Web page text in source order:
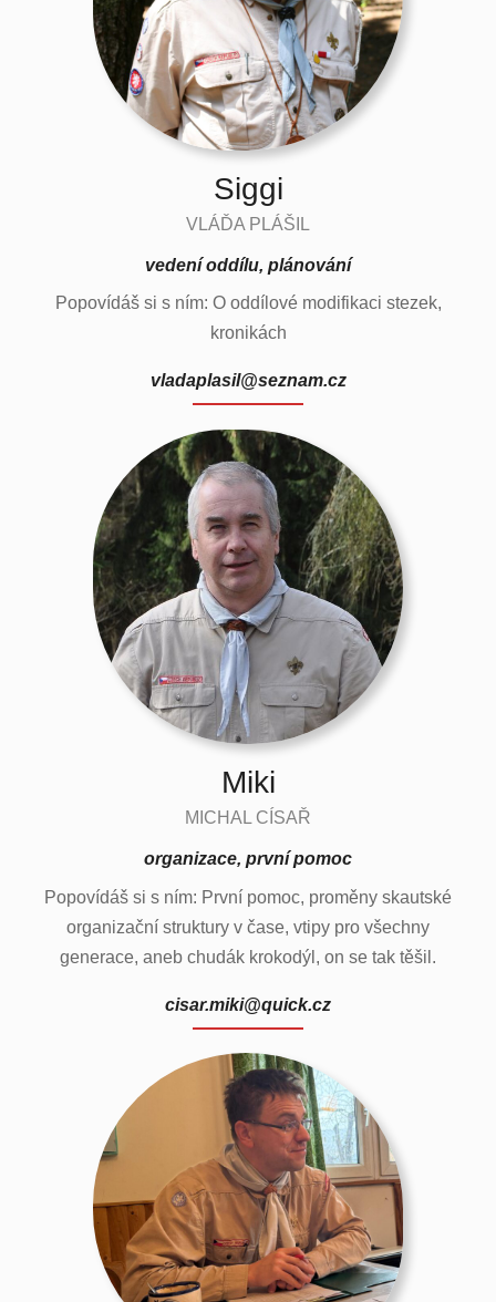
Siggi
VLÁĎA PLÁŠIL
vedení oddílu, plánování
Popovídáš si s ním: O oddílové modifikaci stezek,
kronikách
vladaplasil@seznam.cz
Miki
MICHAL CÍSAŘ
organizace, první pomoc
Popovídáš si s ním: První pomoc, proměny skautské
organizační struktury v čase, vtipy pro všechny
generace, aneb chudák krokodýl, on se tak těšil.
cisar.miki@quick.cz